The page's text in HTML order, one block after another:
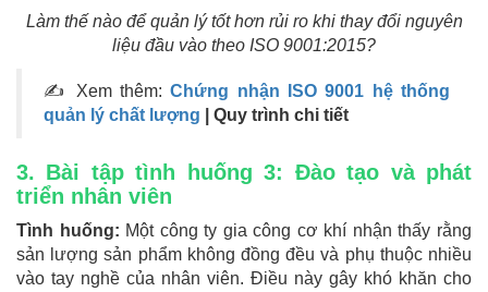
Làm thế nào để quản lý tốt hơn rủi ro khi thay đổi nguyên
liệu đầu vào theo ISO 9001:2015?
✍ Xem thêm:Chứng nhận ISO 9001 hệ thống
quản lý chất lượng | Quy trình chi tiết
3. Bài tập tình huống 3: Đào tạo và phát
triển nhân viên
Tình huống: Một công ty gia công cơ khí nhận thấy rằng
sản lượng sản phẩm không đồng đều và phụ thuộc nhiều
vào tay nghề của nhân viên. Điều này gây khó khăn cho